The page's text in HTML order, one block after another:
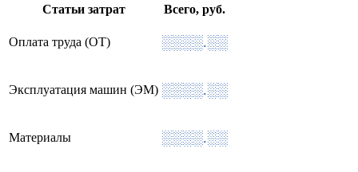
Статьи затрат Всего, руб.
Оплата труда (ОТ) ░░░░.░░
Эксплуатация машин (ЭМ) ░░░░.░░
Материалы ░░░░.░░